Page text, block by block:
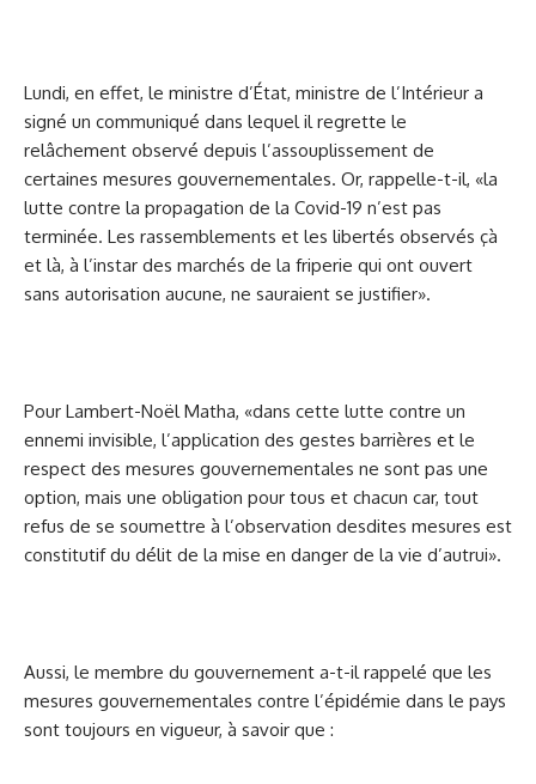
Lundi, en effet, le ministre d’État, ministre de l’Intérieur a
signé un communiqué dans lequel il regrette le
relâchement observé depuis l’assouplissement de
certaines mesures gouvernementales. Or, rappelle-t-il, «la
lutte contre la propagation de la Covid-19 n’est pas
terminée. Les rassemblements et les libertés observés çà
et là, à l’instar des marchés de la friperie qui ont ouvert
sans autorisation aucune, ne sauraient se justifier».
Pour Lambert-Noël Matha, «dans cette lutte contre un
ennemi invisible, l’application des gestes barrières et le
respect des mesures gouvernementales ne sont pas une
option, mais une obligation pour tous et chacun car, tout
refus de se soumettre à l’observation desdites mesures est
constitutif du délit de la mise en danger de la vie d’autrui».
Aussi, le membre du gouvernement a-t-il rappelé que les
mesures gouvernementales contre l’épidémie dans le pays
sont toujours en vigueur, à savoir que :